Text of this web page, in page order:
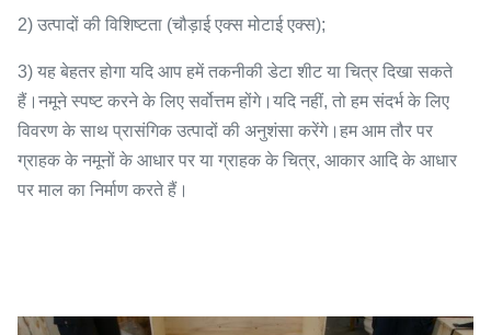
2) उत्पादों की विशिष्टता (चौड़ाई एक्स मोटाई एक्स);
3) यह बेहतर होगा यदि आप हमें तकनीकी डेटा शीट या चित्र दिखा सकते
हैं।नमूने स्पष्ट करने के लिए सर्वोत्तम होंगे।यदि नहीं, तो हम संदर्भ के लिए
विवरण के साथ प्रासंगिक उत्पादों की अनुशंसा करेंगे।हम आम तौर पर
ग्राहक के नमूनों के आधार पर या ग्राहक के चित्र, आकार आदि के आधार
पर माल का निर्माण करते हैं।